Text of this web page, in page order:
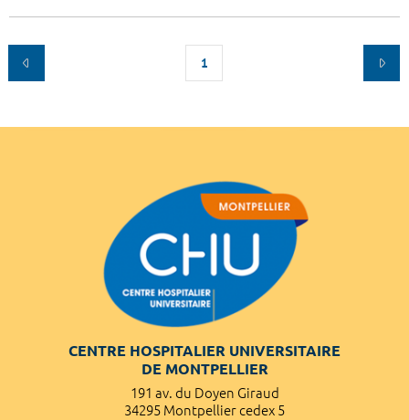
1
CENTRE HOSPITALIER UNIVERSITAIRE
DE MONTPELLIER
191 av. du Doyen Giraud
34295 Montpellier cedex 5